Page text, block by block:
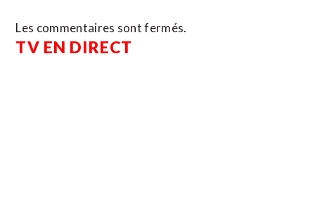
Les commentaires sont fermés.
TV EN DIRECT